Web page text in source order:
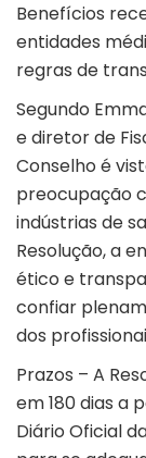
Benefícios
entidades
regras de
Segundo
e diretor de
Conselho é
preocupação
indústrias de
Resolução, a
ético e
confiar
dos
Prazos – A
em 180 dias a
Diário Oficial